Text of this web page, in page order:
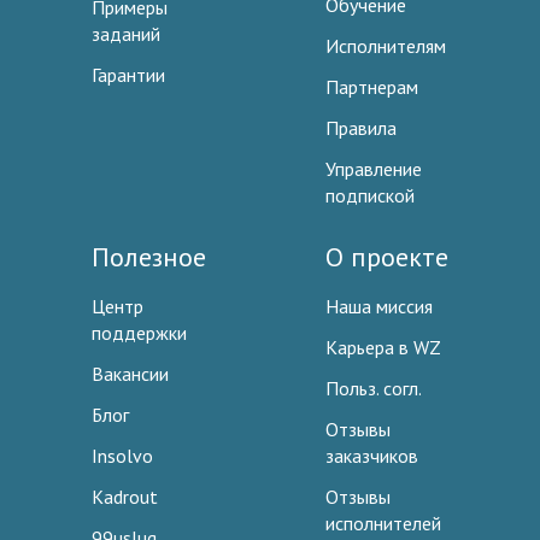
Примеры
заданий
Гарантии
Обучение
Исполнителям
Партнерам
Правила
Управление
подпиской
Полезное
Центр
поддержки
Вакансии
Блог
Insolvo
Kadrout
О проекте
Наша миссия
Карьера в WZ
Польз. согл.
Отзывы
заказчиков
Отзывы
исполнителей